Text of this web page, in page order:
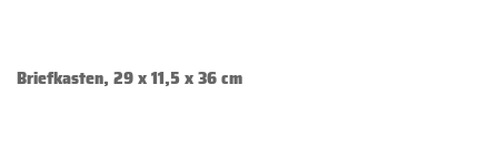
Briefkasten, 29 x 11,5 x 36 cm